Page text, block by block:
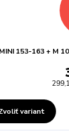
153-163 + M
variant